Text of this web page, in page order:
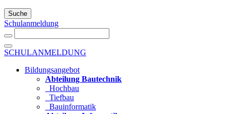
Suche
Schulanmeldung
SCHULANMELDUNG
Bildungsangebot
Abteilung Bautechnik
Hochbau
Tiefbau
Bauinformatik